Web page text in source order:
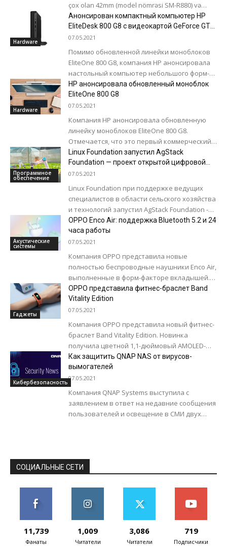
çox olan 42mm (model nömrəsi SM-R880) və
46mm (model nömrəsi...
Hardware
Анонсирован компактный компьютер HP
EliteDesk 800 G8 с видеокартой GeForce GTX
1660 Ti
07.05.2021
Помимо обновленной линейки моноблоков
EliteOne 800 G8, компания HP анонсировала
настольный компьютер небольшого форм-
фактора EliteDesk 800 G8 Desktop Mini
Business PC. Устройство ориентированно
прежде...
Hardware
HP анонсировала обновленный моноблок
EliteOne 800 G8
07.05.2021
Компания HP анонсировала обновленную
линейку моноблоков EliteOne 800 G8.
Отмечается, что это первый коммерческий
All-in-One компьютер, который оснащен ИИ-
системой шумоподавления и функцией
распознавания присутствия...
Программное
обеспечение
Linux Foundation запустил AgStack
Foundation — проект открытой цифровой
инфраструктуры для сельского хозяйства
07.05.2021
Linux Foundation при поддержке ведущих
специалистов в области сельского хозяйства
и технологий запустил AgStack Foundation -
проект цифровой инфраструктуры с
открытым исходным кодом для...
Акустические
системы
OPPO Enco Air: поддержка Bluetooth 5.2 и 24
часа работы
07.05.2021
Компания OPPO представила новые
полностью беспроводные наушники Enco Air,
выполненные в форм-факторе вкладышей.
Гаджет защищен от влаги и пота по
стандарту IPX4. Модули наделены 10-
миллиметровыми...
Гаджеты
OPPO представила фитнес-браслет Band
Vitality Edition
07.05.2021
Компания OPPO представила новый фитнес-
браслет Band Vitality Edition. Новинка
получила цветной 1,1-дюймовый AMOLED-
дисплей. Благодаря герметичному корпусу
устройство не боится погружений под воду
на глубину...
Кибербезопасность
Как защитить QNAP NAS от вирусов-
вымогателей
07.05.2021
Компания QNAP Systems выступила с
заявлением в ответ на недавние сообщения
пользователей и освещение в СМИ двух
СОЦИАЛЬНЫЕ СЕТИ
11,739
Фанаты
1,009
Читатели
3,086
Читатели
719
Подписчики